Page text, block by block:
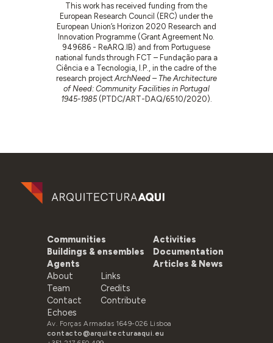
This work has received funding from the
European Research Council (ERC) under the
European Union’s Horizon 2020 Research and
Innovation Programme (Grant Agreement No.
949686 - ReARQ.IB) and from Portuguese
national funds through FCT – Fundação para a
Ciência e a Tecnologia, I.P., in the cadre of the
research project ArchNeed – The Architecture
of Need: Community Facilities in Portugal
1945-1985(PTDC/ART-DAQ/6510/2020).
Communities
Buildings & ensembles
Agents
Activities
Documentation
Articles & News
About
Team
Contact
Echoes
Links
Credits
Contribute
Av. Forças Armadas 1649-026 Lisboa
contacto@arquitecturaaqui.eu